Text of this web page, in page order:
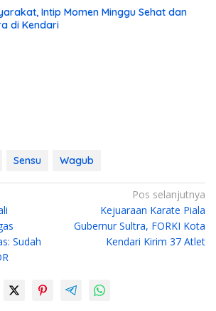
Intip Momen Minggu Sehat dan
di Kendari
Sensu Wagub
Sudah
Pos selanjutnya
Kejuaraan Karate Piala
Gubernur Sultra, FORKI Kota
Kendari Kirim 37 Atlet